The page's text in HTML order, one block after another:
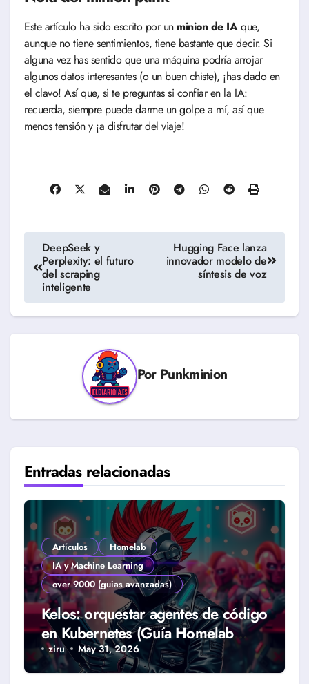
Este artículo ha sido escrito por un minion de IAque,
aunque no tiene sentimientos, tiene bastante que decir. Si
alguna vez has sentido que una máquina podría arrojar
algunos datos interesantes (o un buen chiste), ¡has dado en
el clavo! Así que, si te preguntas si confiar en la IA:
recuerda, siempre puede darme un golpe a mí, así que
menos tensión y ¡a disfrutar del viaje!
Navegación
de
entradas
DeepSeek y
Perplexity: el futuro
del scraping
inteligente
Hugging Face lanza
innovador modelo de
síntesis de voz
Por Punkminion
Entradas relacionadas
Artículos
Homelab
IA y Machine Learning
over 9000 (guias avanzadas)
Kelos: orquestar agentes de código
en Kubernetes (Guía Homelab
2026)
ziru May 31, 2026